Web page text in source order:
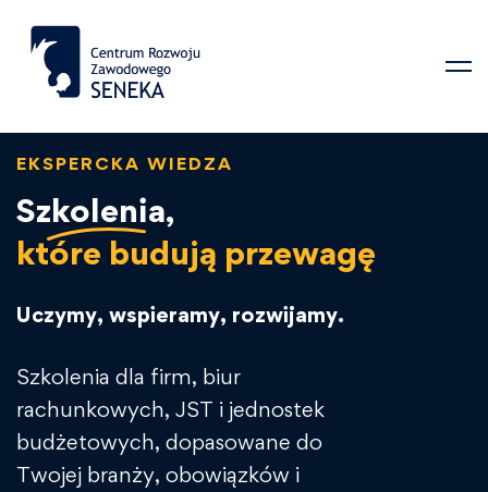
EKSPERCKA WIEDZA
Szkolenia,
które budują przewagę
Uczymy, wspieramy, rozwijamy.
Szkolenia dla firm, biur
rachunkowych, JST i jednostek
budżetowych, dopasowane do
Twojej branży, obowiązków i